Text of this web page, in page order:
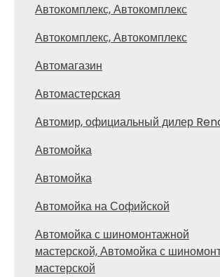
Автокомплекс, Автокомплекс
Автокомплекс, Автокомплекс
Автомагазин
Автомастерская
Автомир, официальный дилер
Автомойка
Автомойка
Автомойка на Софийской
Автомойка с шиномонтажной
мастерской, Автомойка с
мастерской